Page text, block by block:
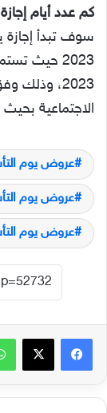
كم عدد أيام
2023، وذلك
الاجتماعية
عروض يوم
عروض يوم
عروض يوم
فيسبوك‫X